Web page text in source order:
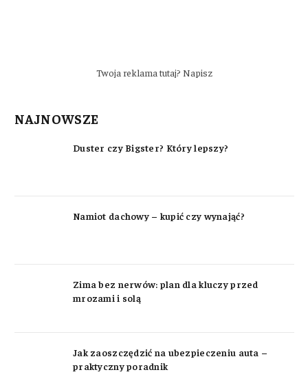
Twoja reklama tutaj? Napisz
NAJNOWSZE
Duster czy Bigster? Który lepszy?
Namiot dachowy – kupić czy wynająć?
Zima bez nerwów: plan dla kluczy przed
mrozami i solą
Jak zaoszczędzić na ubezpieczeniu auta –
praktyczny poradnik